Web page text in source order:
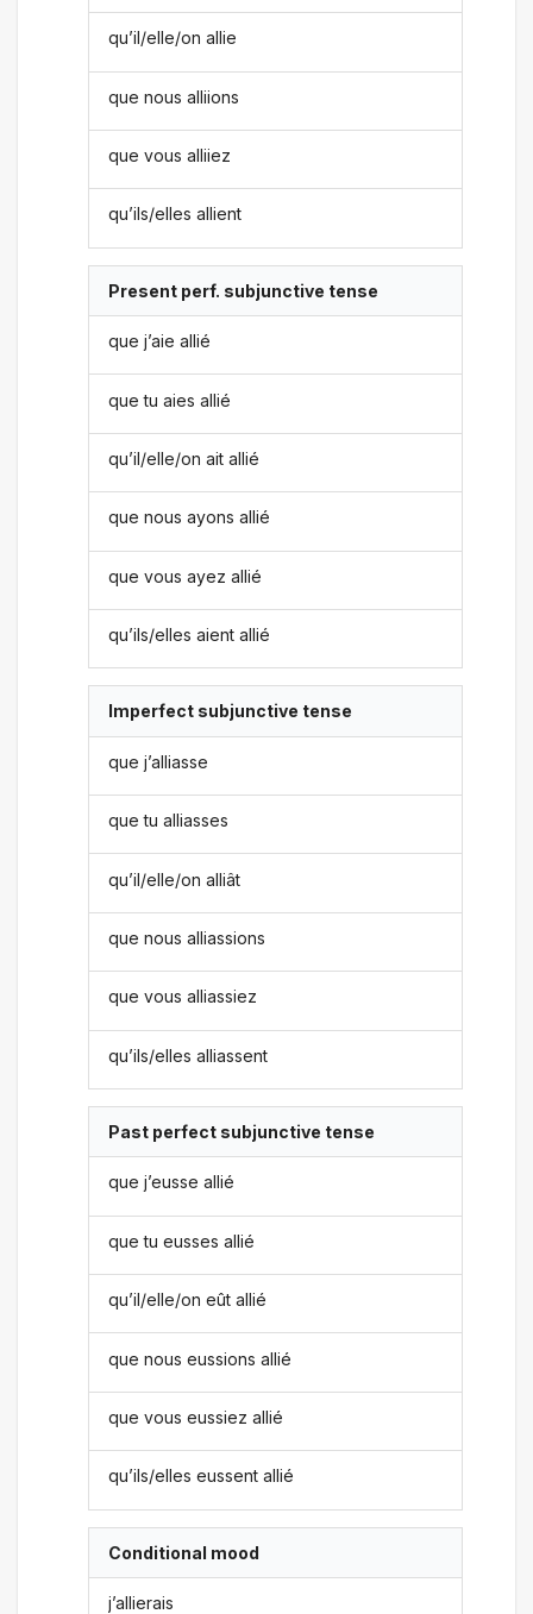
qu’il/elle/on allie
que nous alliions
que vous alliiez
qu’ils/elles allient
Present perf. subjunctive tense
que j’aie allié
que tu aies allié
qu’il/elle/on ait allié
que nous ayons allié
que vous ayez allié
qu’ils/elles aient allié
Imperfect subjunctive tense
que j’alliasse
que tu alliasses
qu’il/elle/on alliât
que nous alliassions
que vous alliassiez
qu’ils/elles alliassent
Past perfect subjunctive tense
que j’eusse allié
que tu eusses allié
qu’il/elle/on eût allié
que nous eussions allié
que vous eussiez allié
qu’ils/elles eussent allié
Conditional mood
j’allierais